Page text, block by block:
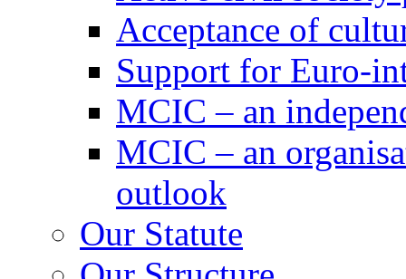
Acceptance of
Support for Euro-
MCIC – an
MCIC – an
outlook
Our Statute